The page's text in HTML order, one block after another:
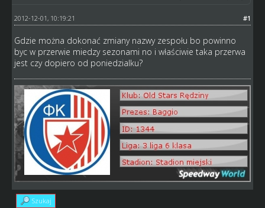
#1
2012-12-01, 10:19:21
Gdzie można dokonać zmiany nazwy zespołu bo powinno
byc w przerwie miedzy sezonami no i właściwie taka przerwa
jest czy dopiero od poniedzialku?
Szukaj